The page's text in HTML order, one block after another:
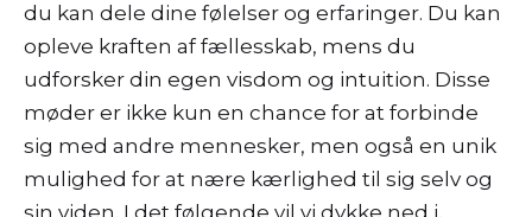
du kan dele dine følelser og erfaringer. Du kan
opleve kraften af fællesskab, mens du
udforsker din egen visdom og intuition. Disse
møder er ikke kun en chance for at forbinde
sig med andre mennesker, men også en unik
mulighed for at nære kærlighed til sig selv og